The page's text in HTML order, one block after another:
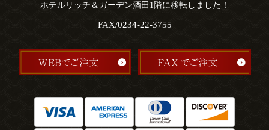
ホテルリッチ＆ガーデン酒田1階に移転しました！
FAX/0234-22-3755